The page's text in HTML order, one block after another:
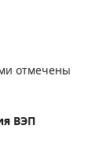
отмечены
ВЭП